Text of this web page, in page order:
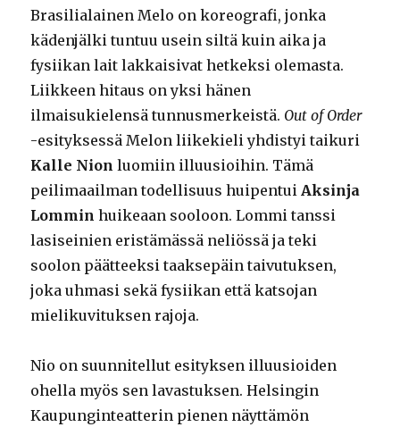
Brasilialainen Melo on koreografi, jonka
kädenjälki tuntuu usein siltä kuin aika ja
fysiikan lait lakkaisivat hetkeksi olemasta.
Liikkeen hitaus on yksi hänen
ilmaisukielensä tunnusmerkeistä. Out of Order
-esityksessä Melon liikekieli yhdistyi taikuri
Kalle Nion luomiin illuusioihin. Tämä
peilimaailman todellisuus huipentuiAksinja
Lommin huikeaan sooloon. Lommi tanssi
lasiseinien eristämässä neliössä ja teki
soolon päätteeksi taaksepäin taivutuksen,
joka uhmasi sekä fysiikan että katsojan
mielikuvituksen rajoja.
Nio on suunnitellut esityksen illuusioiden
ohella myös sen lavastuksen. Helsingin
Kaupunginteatterin pienen näyttämön